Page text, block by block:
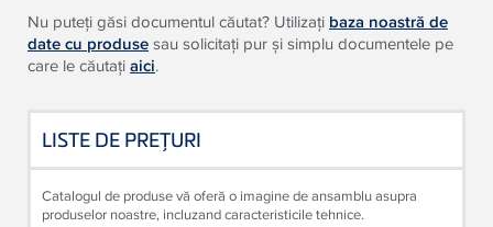
Nu puteți găsi documentul căutat? Utilizați baza noastră de
date cu produsesau solicitați pur și simplu documentele pe
care le căutațiaici.
LISTE DE PREŢURI
Catalogul de produse vă oferă o imagine de ansamblu asupra
produselor noastre, incluzand caracteristicile tehnice.